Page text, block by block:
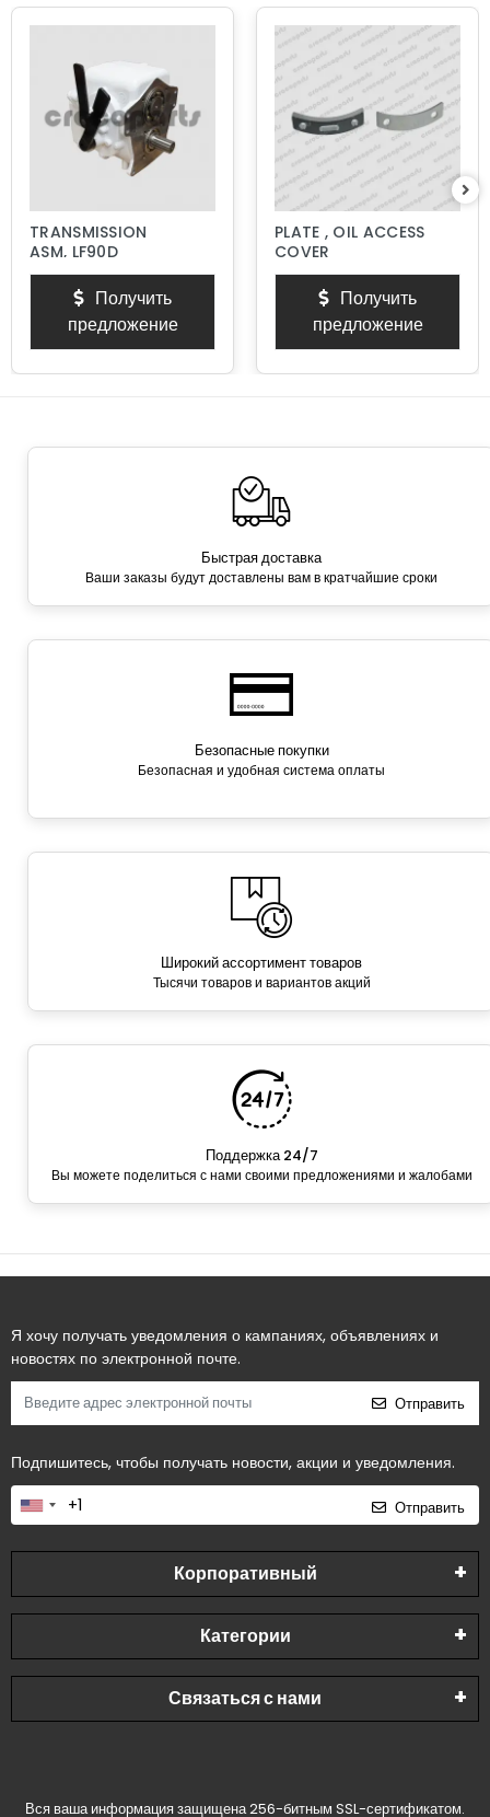
TRANSMISSION
ASM, LF90D
Получить
предложение
PLATE , OIL ACCESS
COVER
Получить
предложение
Быстрая доставка
Ваши заказы будут доставлены вам в кратчайшие сроки
Безопасные покупки
Безопасная и удобная система оплаты
Широкий ассортимент товаров
Тысячи товаров и вариантов акций
Поддержка 24/7
Вы можете поделиться с нами своими предложениями и жалобами
Я хочу получать уведомления о кампаниях, объявлениях и
новостях по электронной почте.
Отправить
Подпишитесь, чтобы получать новости, акции и уведомления.
Отправить
Корпоративный
Категории
Связаться с нами
Вся ваша информация защищена 256-битным SSL-сертификатом.